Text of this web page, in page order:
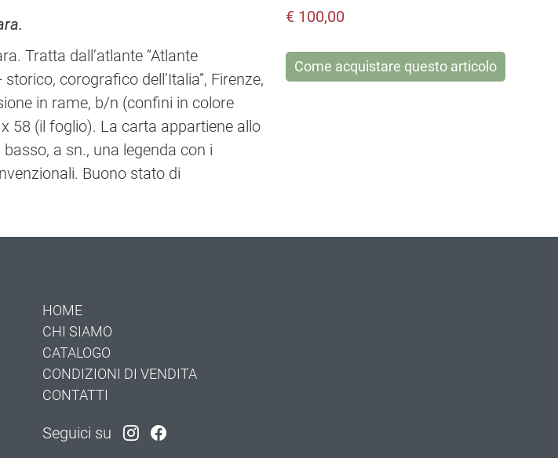
Tratta dall’atlante “Atlante
corografico dell’Italia”, Firenze,
in rame, b/n (confini in colore
x 58 (il foglio). La carta appartiene allo
a sn., una legenda con i
Buono stato di
€ 100,00
Come acquistare questo articolo
HOME
CHI SIAMO
CATALOGO
CONDIZIONI DI VENDITA
CONTATTI
Seguici su